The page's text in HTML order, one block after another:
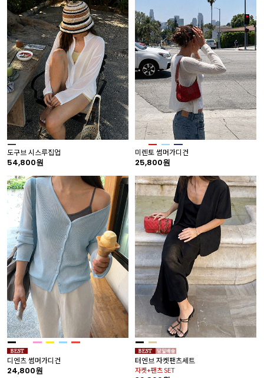
도구브 시스루집업
54,800원
미렌토 썸머가디건
25,800원
디엔츠 썸머가디건
24,800원
터엔브 자켓팬츠세트
자켓+팬츠 SET